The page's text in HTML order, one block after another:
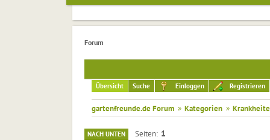
Forum
Übersicht Suche Einloggen Registrieren
gartenfreunde.de Forum » Kategorien »
NACH UNTEN Seiten 1